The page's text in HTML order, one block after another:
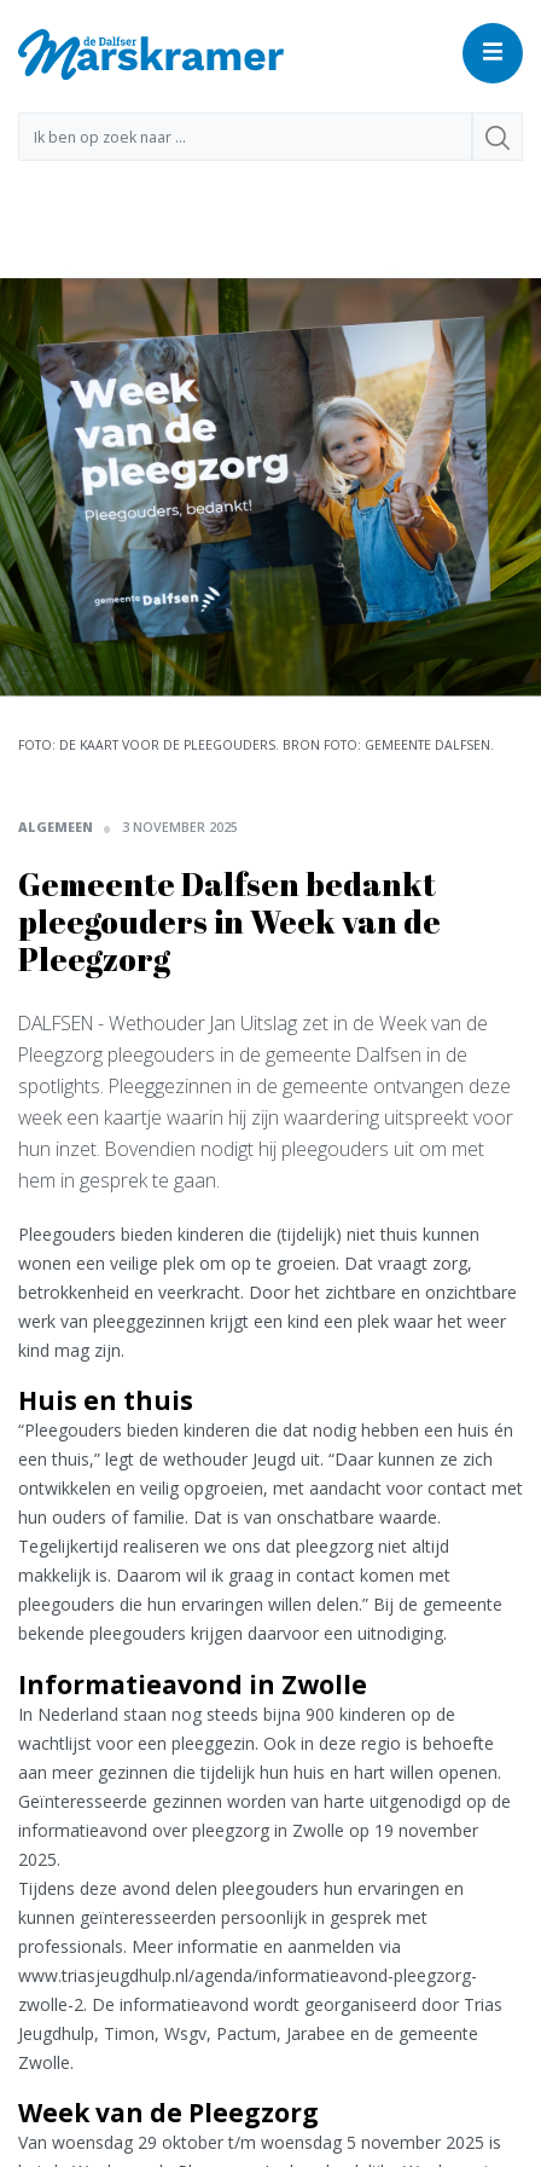
FOTO: DE KAART VOOR DE PLEEGOUDERS. BRON FOTO: GEMEENTE DALFSEN.
ALGEMEEN 3 NOVEMBER 2025
Gemeente Dalfsen bedankt
pleegouders in Week van de
Pleegzorg
DALFSEN - Wethouder Jan Uitslag zet in de Week van de
Pleegzorg pleegouders in de gemeente Dalfsen in de
spotlights. Pleeggezinnen in de gemeente ontvangen deze
week een kaartje waarin hij zijn waardering uitspreekt voor
hun inzet. Bovendien nodigt hij pleegouders uit om met
hem in gesprek te gaan.
Pleegouders bieden kinderen die (tijdelijk) niet thuis kunnen
wonen een veilige plek om op te groeien. Dat vraagt zorg,
betrokkenheid en veerkracht. Door het zichtbare en onzichtbare
werk van pleeggezinnen krijgt een kind een plek waar het weer
kind mag zijn.
Huis en thuis
“Pleegouders bieden kinderen die dat nodig hebben een huis én
een thuis,” legt de wethouder Jeugd uit. “Daar kunnen ze zich
ontwikkelen en veilig opgroeien, met aandacht voor contact met
hun ouders of familie. Dat is van onschatbare waarde.
Tegelijkertijd realiseren we ons dat pleegzorg niet altijd
makkelijk is. Daarom wil ik graag in contact komen met
pleegouders die hun ervaringen willen delen.” Bij de gemeente
bekende pleegouders krijgen daarvoor een uitnodiging.
Informatieavond in Zwolle
In Nederland staan nog steeds bijna 900 kinderen op de
wachtlijst voor een pleeggezin. Ook in deze regio is behoefte
aan meer gezinnen die tijdelijk hun huis en hart willen openen.
Geïnteresseerde gezinnen worden van harte uitgenodigd op de
informatieavond over pleegzorg in Zwolle op 19 november
2025.
Tijdens deze avond delen pleegouders hun ervaringen en
kunnen geïnteresseerden persoonlijk in gesprek met
professionals. Meer informatie en aanmelden via
www.triasjeugdhulp.nl/agenda/informatieavond-pleegzorg-
zwolle-2. De informatieavond wordt georganiseerd door Trias
Jeugdhulp, Timon, Wsgv, Pactum, Jarabee en de gemeente
Zwolle.
Week van de Pleegzorg
Van woensdag 29 oktober t/m woensdag 5 november 2025 is